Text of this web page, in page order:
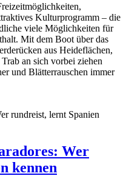
Kulturprogramm – die
viele Möglichkeiten für
Mit dem Boot über das
aus Heideflächen,
an sich vorbei ziehen
und Blätterrauschen immer
Wer
kennen